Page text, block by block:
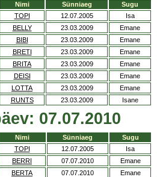
Nimi Sünniaeg
Sugu
TOPI 12.07.2005
Isa
BELLY 23.03.2009
Emane
BIBI 23.03.2009
Emane
BRETI 23.03.2009
Emane
BRITA 23.03.2009
Emane
DEISI 23.03.2009
Emane
LOTTA 23.03.2009
Emane
RUNTS 23.03.2009 Isane
07.07.2010
Nimi Sünniaeg
Sugu
TOPI 12.07.2005
Isa
BERRI 07.07.2010
Emane
BERTA 07.07.2010
Emane